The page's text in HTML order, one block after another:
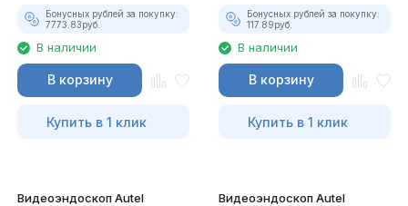
Бонусных рублей за покупку:
7773.83руб.
В наличии
В корзину
Купить в 1 клик
Бонусных рублей за покупку:
117.89руб.
В наличии
В корзину
Купить в 1 клик
Видеоэндоскоп Autel
Видеоэндоскоп Autel